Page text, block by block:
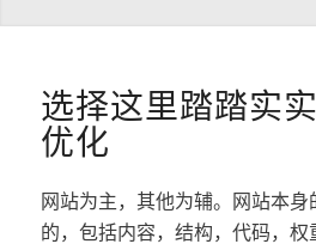
选择这里踏踏实
优化
网站为主，其他为辅。网站本
的，包括内容，结构，代码，